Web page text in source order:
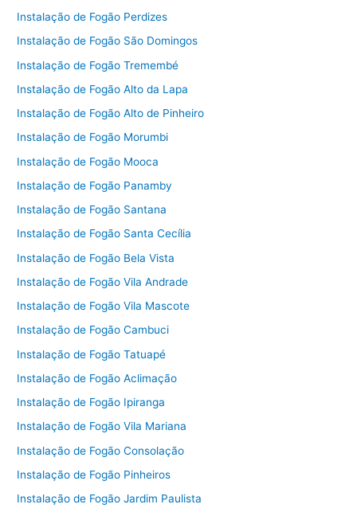
Instalação de Fogão Perdizes
Instalação de Fogão São Domingos
Instalação de Fogão Tremembé
Instalação de Fogão Alto da Lapa
Instalação de Fogão Alto de Pinheiro
Instalação de Fogão Morumbi
Instalação de Fogão Mooca
Instalação de Fogão Panamby
Instalação de Fogão Santana
Instalação de Fogão Santa Cecília
Instalação de Fogão Bela Vista
Instalação de Fogão Vila Andrade
Instalação de Fogão Vila Mascote
Instalação de Fogão Cambuci
Instalação de Fogão Tatuapé
Instalação de Fogão Aclimação
Instalação de Fogão Ipiranga
Instalação de Fogão Vila Mariana
Instalação de Fogão Consolação
Instalação de Fogão Pinheiros
Instalação de Fogão Jardim Paulista